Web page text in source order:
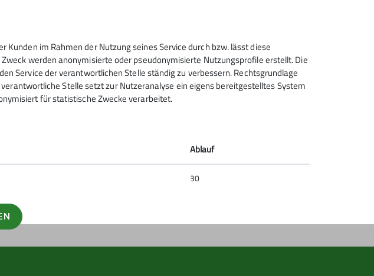
Sektion Hanau des Deutschen
Alpenvereins e.V.
Krämerstr. 8
63450 Hanau
Kontakt
im Rahmen der Nutzung seines Service durch bzw. lässt diese
werden anonymisierte oder pseudonymisierte Nutzungsprofile erstellt. Die
Service der verantwortlichen Stelle ständig zu verbessern. Rechtsgrundlage
Stelle setzt zur Nutzeranalyse ein eigens bereitgestelltes System
für statistische Zwecke verarbeitet.
Ablauf
30